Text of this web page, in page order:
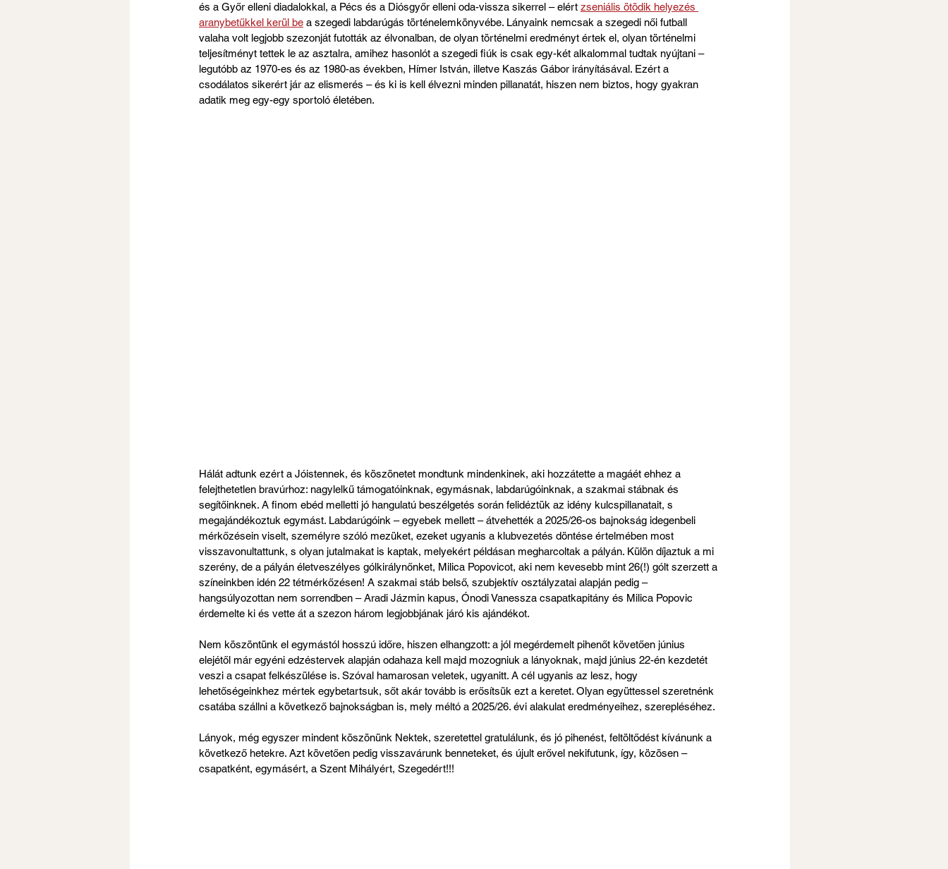
és a Győr elleni diadalokkal, a Pécs és a Diósgyőr elleni oda-vissza sikerrel – elért zseniális ötödik helyezés
aranybetűkkel kerül be a szegedi labdarúgás történelemkönyvébe. Lányaink nemcsak a szegedi női futball
valaha volt legjobb szezonját futották az élvonalban, de olyan történelmi eredményt értek el, olyan történelmi
teljesítményt tettek le az asztalra, amihez hasonlót a szegedi fiúk is csak egy-két alkalommal tudtak nyújtani –
legutóbb az 1970-es és az 1980-as években, Hímer István, illetve Kaszás Gábor irányításával. Ezért a
csodálatos sikerért jár az elismerés – és ki is kell élvezni minden pillanatát, hiszen nem biztos, hogy gyakran
adatik meg egy-egy sportoló életében.
Hálát adtunk ezért a Jóistennek, és köszönetet mondtunk mindenkinek, aki hozzátette a magáét ehhez a
felejthetetlen bravúrhoz: nagylelkű támogatóinknak, egymásnak, labdarúgóinknak, a szakmai stábnak és
segítőinknek. A finom ebéd melletti jó hangulatú beszélgetés során felidéztük az idény kulcspillanatait, s
megajándékoztuk egymást. Labdarúgóink – egyebek mellett – átvehették a 2025/26-os bajnokság idegenbeli
mérkőzésein viselt, személyre szóló mezüket, ezeket ugyanis a klubvezetés döntése értelmében most
visszavonultattunk, s olyan jutalmakat is kaptak, melyekért példásan megharcoltak a pályán. Külön díjaztuk a mi
szerény, de a pályán életveszélyes gólkirálynőnket, Milica Popovicot, aki nem kevesebb mint 26(!) gólt szerzett a
színeinkben idén 22 tétmérkőzésen! A szakmai stáb belső, szubjektív osztályzatai alapján pedig –
hangsúlyozottan nem sorrendben – Aradi Jázmin kapus, Ónodi Vanessza csapatkapitány és Milica Popovic
érdemelte ki és vette át a szezon három legjobbjának járó kis ajándékot.
Nem köszöntünk el egymástól hosszú időre, hiszen elhangzott: a jól megérdemelt pihenőt követően június
elejétől már egyéni edzéstervek alapján odahaza kell majd mozogniuk a lányoknak, majd június 22-én kezdetét
veszi a csapat felkészülése is. Szóval hamarosan veletek, ugyanitt. A cél ugyanis az lesz, hogy
lehetőségeinkhez mértek egybetartsuk, sőt akár tovább is erősítsük ezt a keretet. Olyan együttessel szeretnénk
csatába szállni a következő bajnokságban is, mely méltó a 2025/26. évi alakulat eredményeihez, szerepléséhez.
Lányok, még egyszer mindent köszönünk Nektek, szeretettel gratulálunk, és jó pihenést, feltöltődést kívánunk a
következő hetekre. Azt követően pedig visszavárunk benneteket, és újult erővel nekifutunk, így, közösen –
csapatként, egymásért, a Szent Mihályért, Szegedért!!!